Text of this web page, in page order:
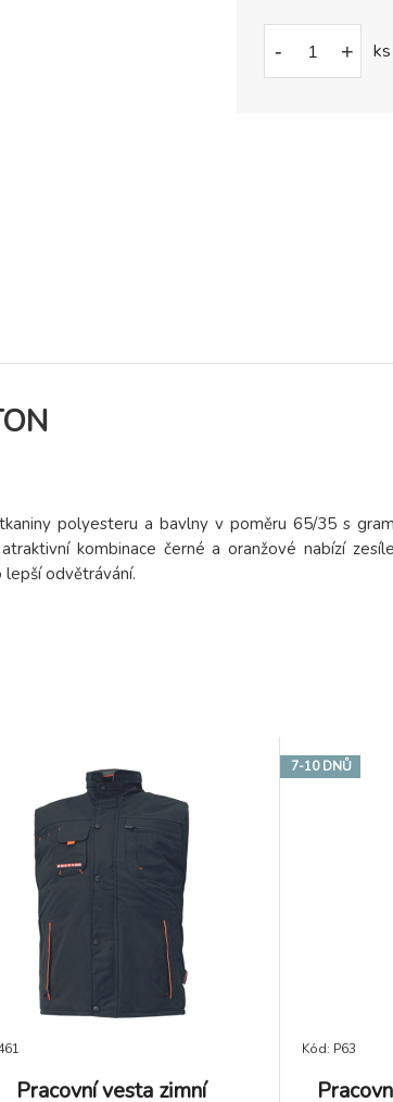
- + ks
polyesteru a bavlny v poměru 65/35 s
kombinace černé a oranžové nabízí
odvětrávání.
Pracovní vesta zimní
7-10 DNŮ
Kód: P63